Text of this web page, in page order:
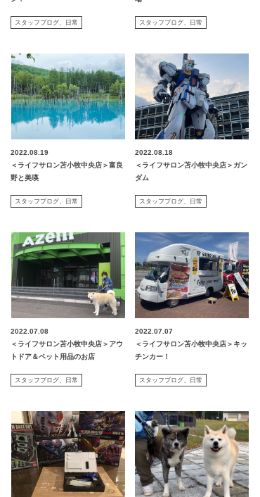
スタッフブログ 日常 スタッフブログ 日常
2022.08.19
＜ライフサロン苫小牧中央店＞富良
野と美瑛
スタッフブログ 日常
2022.08.18
＜ライフサロン苫小牧中央店＞ガン
ダム
スタッフブログ 日常
2022.07.08
＜ライフサロン苫小牧中央店＞アウ
トドア＆ペット用品のお店
スタッフブログ 日常
2022.07.07
＜ライフサロン苫小牧中央店＞キッ
チンカー！
スタッフブログ 日常